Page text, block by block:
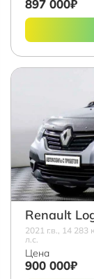
897 000₽
Renault
2021 г.в., 14
л.с.
Цена
900 000₽